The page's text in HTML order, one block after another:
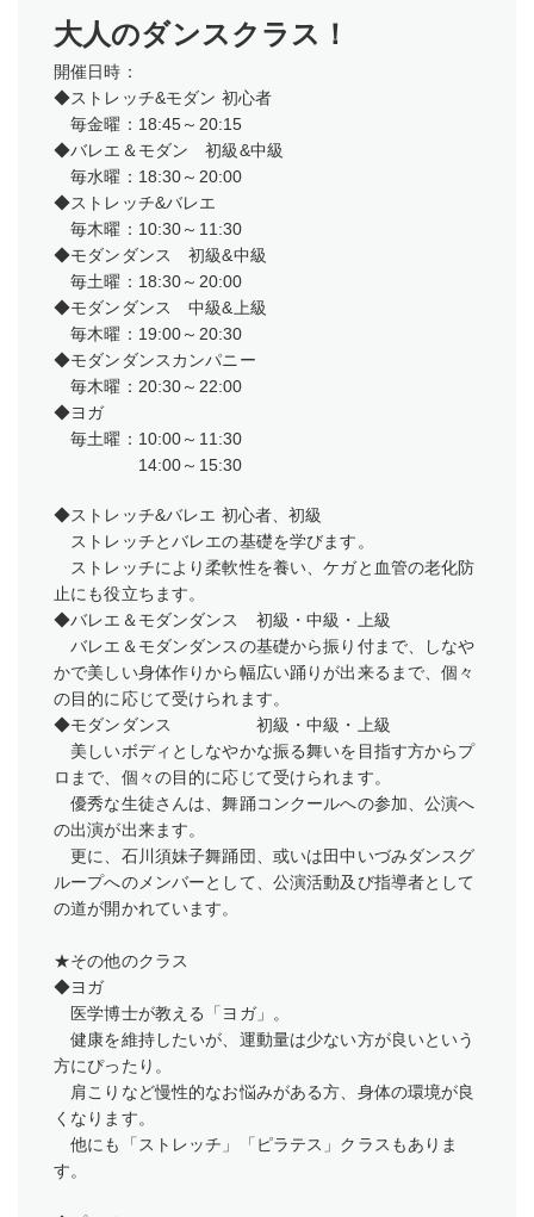
大人のダンスクラス！
開催日時：
◆ストレッチ&モダン 初心者
毎金曜：18:45～20:15
◆バレエ＆モダン 初級&中級
毎水曜：18:30～20:00
◆ストレッチ&バレエ
毎木曜：10:30～11:30
◆モダンダンス 初級&中級
毎土曜：18:30～20:00
◆モダンダンス 中級&上級
毎木曜：19:00～20:30
◆モダンダンスカンパニー
毎木曜：20:30～22:00
◆ヨガ
毎土曜：10:00～11:30
14:00～15:30
◆ストレッチ&バレエ 初心者、初級
ストレッチとバレエの基礎を学びます。
ストレッチにより柔軟性を養い、ケガと血管の老化防
止にも役立ちます。
◆バレエ＆モダンダンス 初級・中級・上級
バレエ＆モダンダンスの基礎から振り付まで、しなや
かで美しい身体作りから幅広い踊りが出来るまで、個々
の目的に応じて受けられます。
◆モダンダンス 初級・中級・上級
美しいボディとしなやかな振る舞いを目指す方からプ
ロまで、個々の目的に応じて受けられます。
優秀な生徒さんは、舞踊コンクールへの参加、公演へ
の出演が出来ます。
更に、石川須妹子舞踊団、或いは田中いづみダンスグ
ループへのメンバーとして、公演活動及び指導者として
の道が開かれています。
★その他のクラス
◆ヨガ
医学博士が教える「ヨガ」。
健康を維持したいが、運動量は少ない方が良いという
方にぴったり。
肩こりなど慢性的なお悩みがある方、身体の環境が良
くなります。
他にも「ストレッチ」「ピラテス」クラスもありま
す。